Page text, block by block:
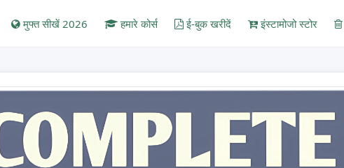
मुफ्त सीखें 2026 हमारे कोर्स ई-बुक खरीदें इंस्टामोजो स्टोर